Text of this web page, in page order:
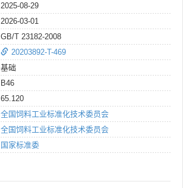
2025-08-29
2026-03-01
GB/T 23182-2008
20203892-T-469
基础
B46
65.120
全国饲料工业标准化技术委员会
全国饲料工业标准化技术委员会
国家标准委